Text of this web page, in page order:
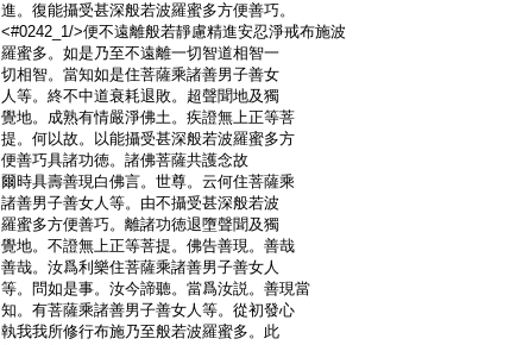
進。復能攝受甚深般若波羅蜜多方便善巧。
<#0242_1/>便不遠離般若靜慮精進安忍淨戒布施波
羅蜜多。如是乃至不遠離一切智道相智一
切相智。當知如是住菩薩乘諸善男子善女
人等。終不中道衰耗退敗。超聲聞地及獨
覺地。成熟有情嚴淨佛土。疾證無上正等菩
提。何以故。以能攝受甚深般若波羅蜜多方
便善巧具諸功徳。諸佛菩薩共護念故
爾時具壽善現白佛言。世尊。云何住菩薩乘
諸善男子善女人等。由不攝受甚深般若波
羅蜜多方便善巧。離諸功徳退墮聲聞及獨
覺地。不證無上正等菩提。佛告善現。善哉
善哉。汝爲利樂住菩薩乘諸善男子善女人
等。問如是事。汝今諦聽。當爲汝説。善現當
知。有菩薩乘諸善男子善女人等。從初發心
執我我所修行布施乃至般若波羅蜜多。此